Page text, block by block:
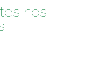
nos